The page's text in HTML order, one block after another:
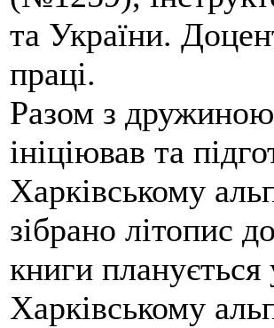
та України.
праці.
Разом з
ініціював та
Харківському
зібрано літопис
книги
Харківському